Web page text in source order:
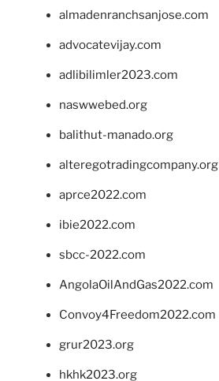
almadenranchsanjose.com
advocatevijay.com
adlibilimler2023.com
naswwebed.org
balithut-manado.org
alteregotradingcompany.org
aprce2022.com
ibie2022.com
sbcc-2022.com
AngolaOilAndGas2022.com
Convoy4Freedom2022.com
grur2023.org
hkhk2023.org